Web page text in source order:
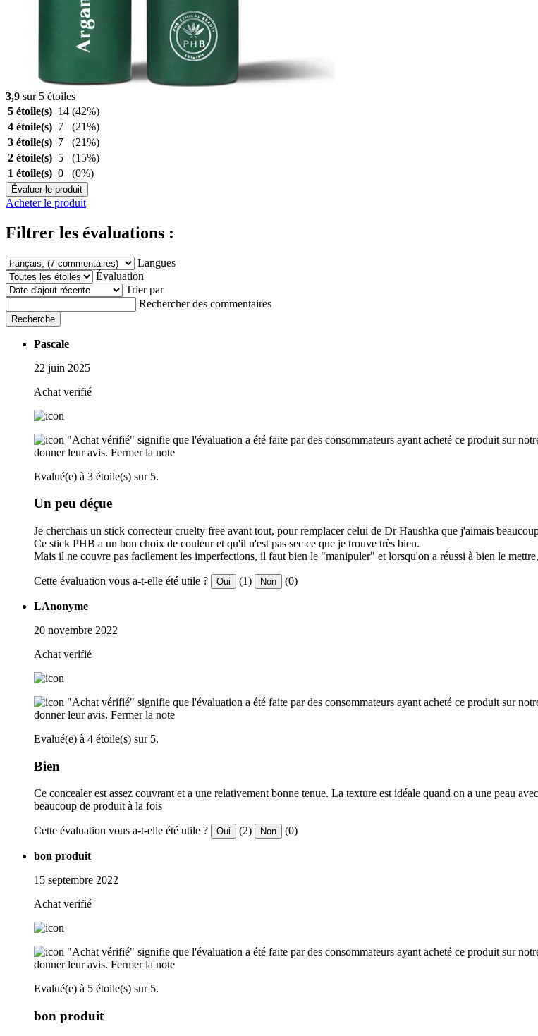
3,9 sur 5 étoiles
5 étoile(s) 14 (42%)
4 étoile(s) 7
(21%)
3 étoile(s) 7
(21%)
2 étoile(s) 5
(15%)
1 étoile(s) 0 (0%)
Évaluer le produit
Acheter le produit
Filtrer les évaluations :
Langues
Évaluation
Trier par
Rechercher des commentaires
Recherche
Pascale
22 juin 2025
Achat verifié
"Achat vérifié" signifie que l'évaluation a été faite par des consommateurs ayant acheté ce produit sur
donner leur avis. Fermer la note
Evalué(e) à 3 étoile(s) sur 5.
Un peu déçue
Je cherchais un stick correcteur cruelty free avant tout, pour remplacer celui de Dr Haushka que j'aimais
Ce stick PHB a un bon choix de couleur et qu'il n'est pas sec ce que je trouve très bien.
Mais il ne couvre pas facilement les imperfections, il faut bien le "manipuler" et lorsqu'on a réussi à bien le
Cette évaluation vous a-t-elle été utile ? Oui (1) Non (0)
LAnonyme
20 novembre 2022
Achat verifié
"Achat vérifié" signifie que l'évaluation a été faite par des consommateurs ayant acheté ce produit sur
donner leur avis. Fermer la note
Evalué(e) à 4 étoile(s) sur 5.
Bien
Ce concealer est assez couvrant et a une relativement bonne tenue. La texture est idéale quand on a une peau
beaucoup de produit à la fois
Cette évaluation vous a-t-elle été utile ? Oui (2) Non (0)
bon produit
15 septembre 2022
Achat verifié
"Achat vérifié" signifie que l'évaluation a été faite par des consommateurs ayant acheté ce produit sur
donner leur avis. Fermer la note
Evalué(e) à 5 étoile(s) sur 5.
bon produit